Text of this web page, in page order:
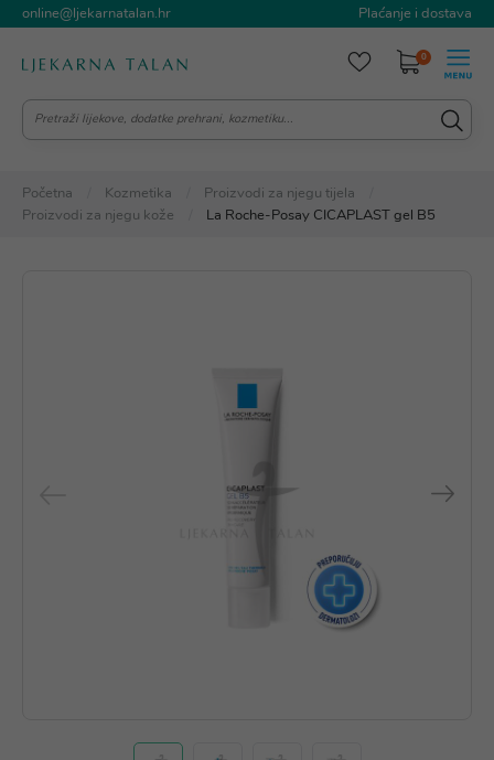
online@ljekarnatalan.hr Plaćanje i dostava
0
Početna Kozmetika
Proizvodi za njegu tijela
Proizvodi za njegu kože
La Roche-Posay CICAPLAST gel B5